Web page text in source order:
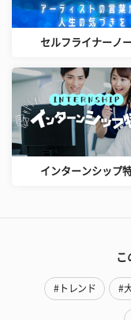
セルフライナーノ
インターンシップ
こ
#トレンド #